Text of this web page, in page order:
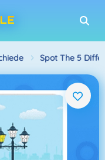
Spot The 5